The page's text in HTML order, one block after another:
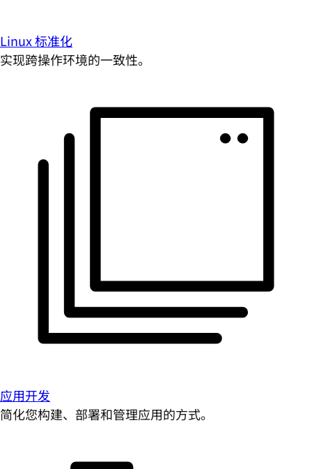
Linux 标准化
实现跨操作环境的一致性。
应用开发
简化您构建、部署和管理应用的方式。